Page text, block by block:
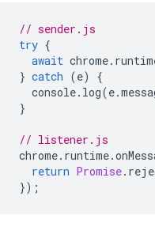
// sender.js
try {
await chrome.
} catch (e)
{
console. log(e.
}
// listener.js
chrome. runtime.
return Promise.
});